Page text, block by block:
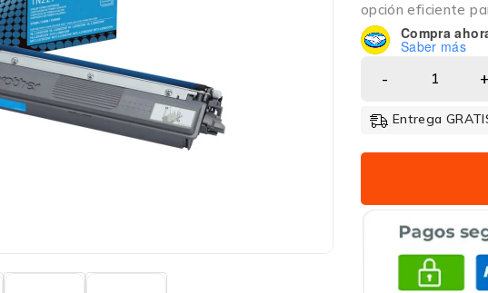
opción eficiente
Compra
Saber más
Entrega